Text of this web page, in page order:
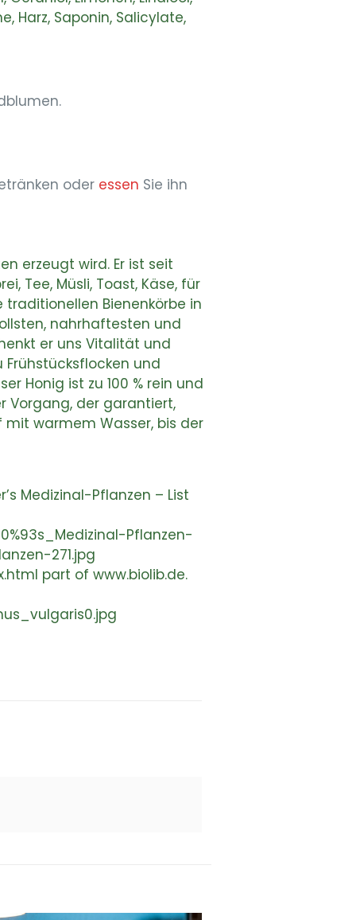
Harz, Saponin, Salicylate,
oder essen Sie ihn
erzeugt wird. Er ist seit
Tee, Müsli, Toast, Käse, für
traditionellen Bienenkörbe in
nahrhaftesten und
er uns Vitalität und
Frühstücksflocken und
Honig ist zu 100 % rein und
Vorgang, der garantiert,
warmem Wasser, bis der
Medizinal-Pflanzen – List
Pflanzen-
271.jpg
part of www.biolib.de.